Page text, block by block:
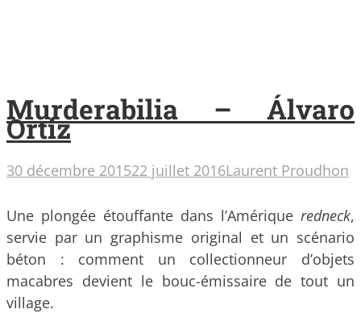
Murderabilia – Álvaro
Ortiz
30 décembre 201522 juillet 2016Laurent Proudhon
Une plongée étouffante dans l’Amérique redneck,
servie par un graphisme original et un scénario
béton : comment un collectionneur d’objets
macabres devient le bouc-émissaire de tout un
village.